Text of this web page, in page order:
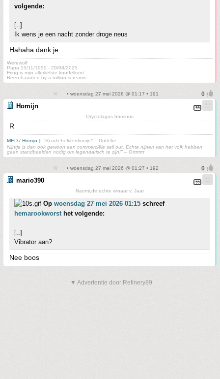
volgende:
[..]
Ik wens je een nacht zonder droge neus
Hahaha dank je
Werewolf
Papa 15/11/1950 - 29/08/2025
Fring is mijn allerliefste knuffelkont
Been haunted by a million screams
• woensdag 27 mei 2026 @ 01:17 • 191
Homijn
Oryctolagus hominus
R
MED / Homijn || "Sjankebekkenkonijn" – Dotteke
Nijntje is dan ook gewoon een commerciële sell out. Echte nijnen van het volk hebben
geen standbeelden nodig om legendarisch te zijn!" – Grrrrrrrr
• woensdag 27 mei 2026 @ 01:27 • 192
mario390
Naomi,de echte winaar v. Jaar
Op woensdag 27 mei 2026 01:15 schreef
hemarookworsthet volgende:
[..]
Vibrator aan?
Nee boos
▼ Advertentie door Refinery89